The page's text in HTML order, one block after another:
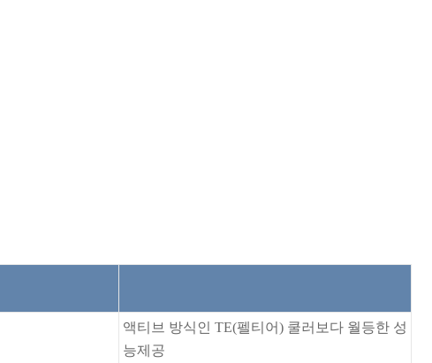
액티브 방식인 TE(펠티어) 쿨러보다 월등한 성
능제공